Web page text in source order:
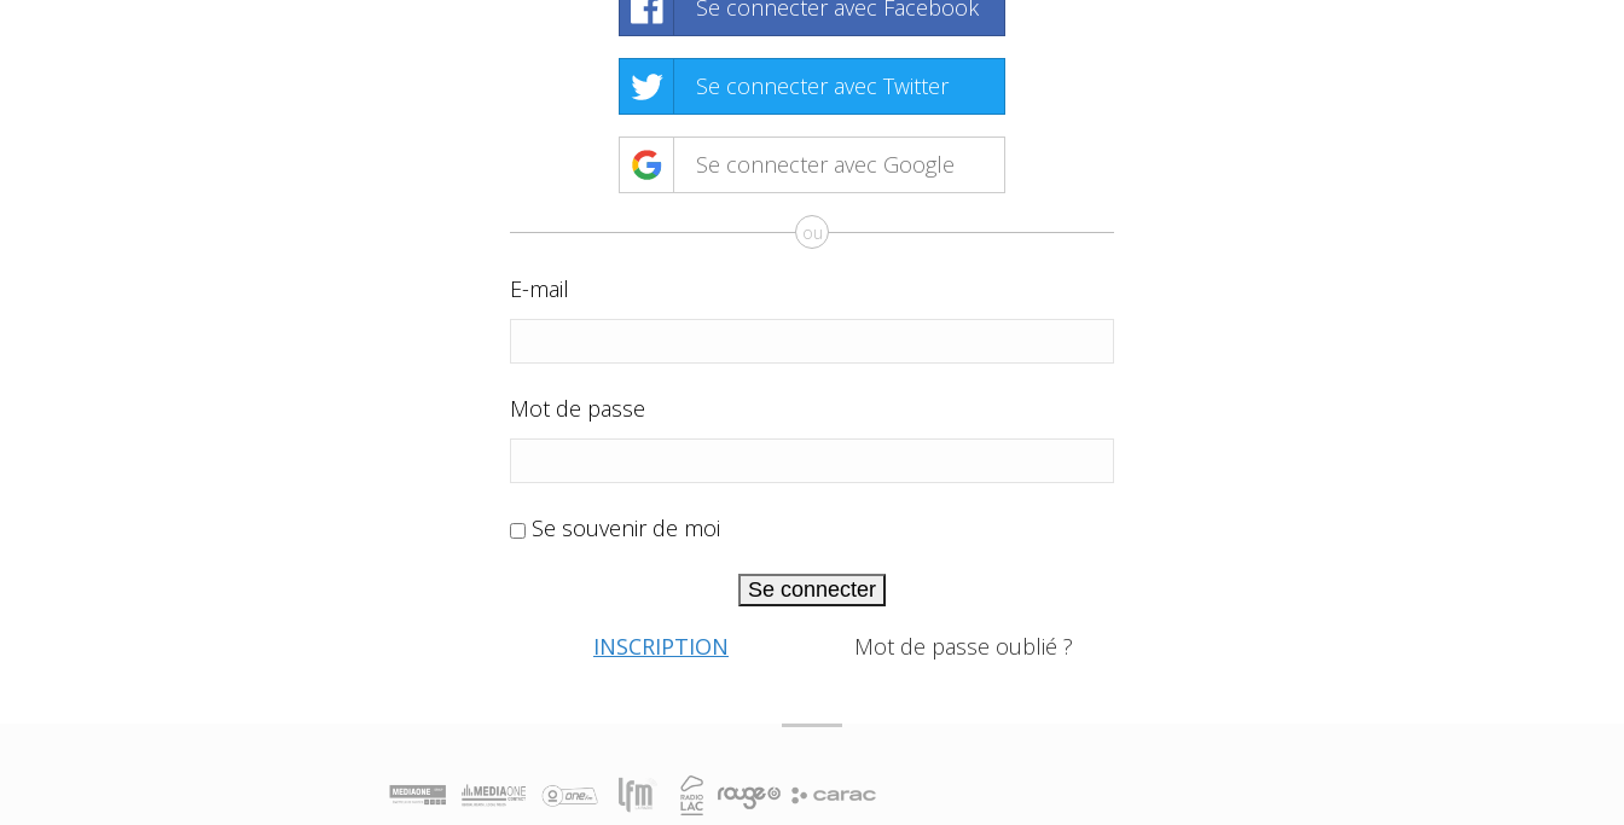
Se connecter avec Facebook
Se connecter avec Twitter
Se connecter avec Google
ou
E-mail
Mot de passe
Se souvenir de moi
Se connecter
INSCRIPTION Mot de passe oublié ?